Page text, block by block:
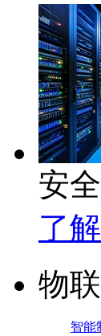
安
了
物
智能